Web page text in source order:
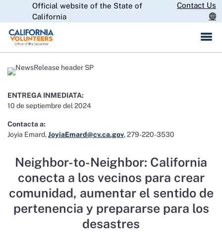
Skip
Official website of the State of
California
Contact Us
ENTREGA INMEDIATA:
10 de septiembre del 2024
Contacta a:
Joyia Emard,JoyiaEmard@cv.ca.gov, 279-220-3530
Neighbor-to-Neighbor: California
conecta a los vecinos para crear
comunidad, aumentar el sentido de
pertenencia y prepararse para los
desastres